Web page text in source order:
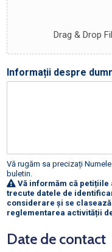
Drag & Drop
Informații despre
Vă rugăm sa precizați
buletin.
Vă informăm că petițiile
trecute datele de
considerare și se
reglementarea activității
Date de contact